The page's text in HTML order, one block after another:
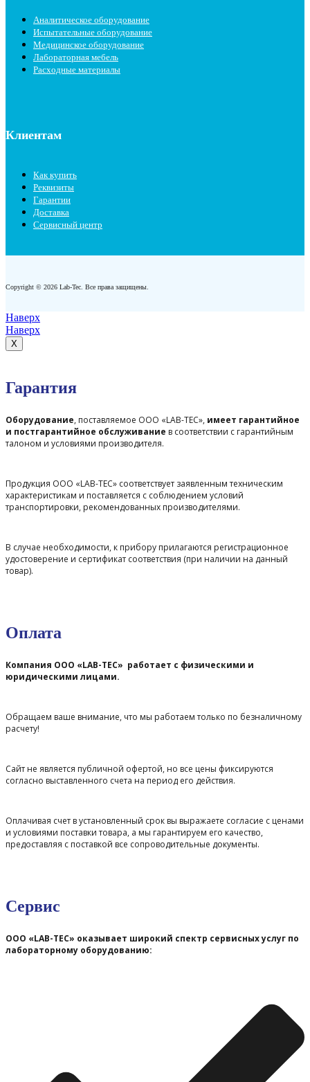
Аналитическое оборудование
Испытательные оборудование
Медицинское оборудование
Лабораторная мебель
Расходные материалы
Клиентам
Как купить
Реквизиты
Гарантии
Доставка
Сервисный центр
Copyright © 2026 Lab-Tec. Все права защищены.
Наверх
Наверх
X
Гарантия
Оборудование, поставляемое ООО «LAB-TEC», имеет гарантийное
и постгарантийное обслуживание в соответствии с гарантийным
талоном и условиями производителя.
Продукция ООО «LAB-TEC» соответствует заявленным техническим
характеристикам и поставляется с соблюдением условий
транспортировки, рекомендованных производителями.
В случае необходимости, к прибору прилагаются регистрационное
удостоверение и сертификат соответствия (при наличии на данный
товар).
Оплата
Компания ООО «LAB-TEC» работает с физическими и
юридическими лицами.
Обращаем ваше внимание, что мы работаем только по безналичному
расчету!
Сайт не является публичной офертой, но все цены фиксируются
согласно выставленного счета на период его действия.
Оплачивая счет в установленный срок вы выражаете согласие с ценами
и условиями поставки товара, а мы гарантируем его качество,
предоставляя с поставкой все сопроводительные документы.
Сервис
ООО «LAB-TEC» оказывает широкий спектр сервисных услуг по
лабораторному оборудованию: